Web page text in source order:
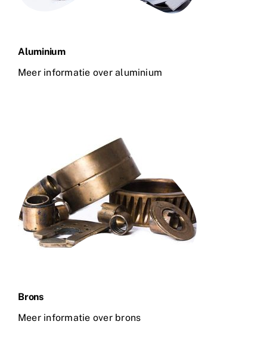
Aluminium
Meer informatie over aluminium
Brons
Meer informatie over brons